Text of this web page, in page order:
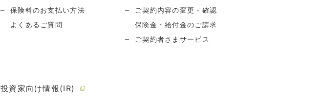
保険料のお支払い方法
よくあるご質問
ご契約内容の変更・確認
保険金・給付金のご請求
ご契約者さまサービス
投資家向け情報(IR)